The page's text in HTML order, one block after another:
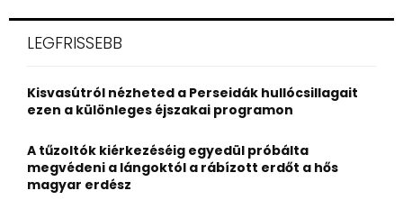
h
o
r
LEGFRISSEBB
Kisvasútról nézheted a Perseidák hullócsillagait
ezen a különleges éjszakai programon
A tűzoltók kiérkezéséig egyedül próbálta
megvédeni a lángoktól a rábízott erdőt a hős
magyar erdész